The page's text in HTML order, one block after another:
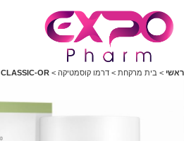
ראשי > בית מרקחת > דרמו קוסמטיקה > CLASSIC-OR קרם לחות